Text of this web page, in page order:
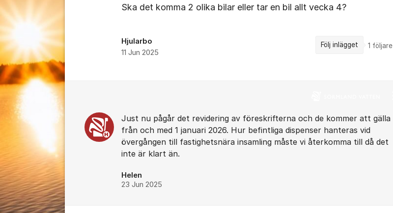
Ska det komma 2 olika bilar eller tar en bil allt vecka 4?
Hjularbo
11 Jun 2025
Följ inlägget 1 följare
Just nu pågår det revidering av föreskrifterna och de kommer att gälla
från och med 1 januari 2026. Hur befintliga dispenser hanteras vid
övergången till fastighetsnära insamling måste vi återkomma till då det
inte är klart än.
Helen
23 Jun 2025